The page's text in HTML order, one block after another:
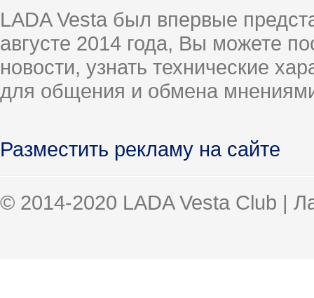
LADA Vesta был впервые
августе 2014 года, Вы можете
новости, узнать технические
для общения и обмена
Разместить рекламу на сайте
© 2014-2020 LADA Vesta Club |